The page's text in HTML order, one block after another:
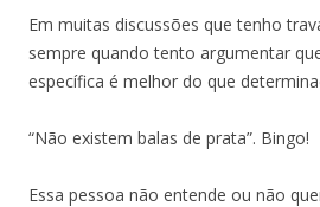
Em muitas discussões que tenho
sempre quando tento argumentar
específica é melhor do que
“Não existem balas de prata”. Bingo!
Essa pessoa não entende ou não